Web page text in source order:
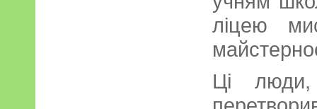
ліцею
Ці